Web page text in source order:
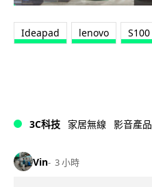
Ideapad lenovo S100
3C科技 家居無線 影音產品
Vin 3 小時